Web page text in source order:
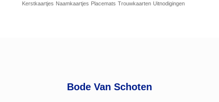
Kerstkaartjes Naamkaartjes Placemats Trouwkaarten Uitnodigingen
Bode Van Schoten